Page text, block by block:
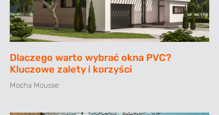
Dlaczego warto wybrać okna PVC?
Kluczowe zalety i korzyści
Mocha Mousse